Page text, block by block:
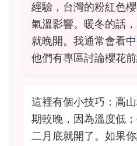
經驗，台灣的粉紅色
氣溫影響。暖冬的話
就晚開。我通常會看
他們有專區討論櫻花前
這裡有個小技巧：高
期較晚，因為溫度低
二月底就開了。如果